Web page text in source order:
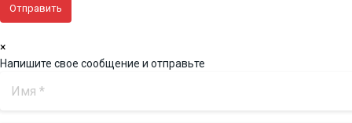
×
Напишите свое сообщение и отправьте